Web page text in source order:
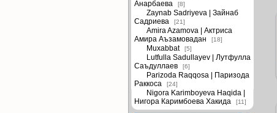
Анарбаева
[8]
Zaynab Sadriyeva | Зайнаб
Садриева
[21]
Amira Azamova | Актриса
Амира Аъзамовадан
[18]
Muxabbat [5]
Lutfulla Sadullayev | Лутфулла
Саъдуллаев
[6]
Parizoda Raqqosa | Паризода
Раккоса
[24]
Nigora Karimboyeva Haqida |
Нигора Каримбоева Хакида
[11]